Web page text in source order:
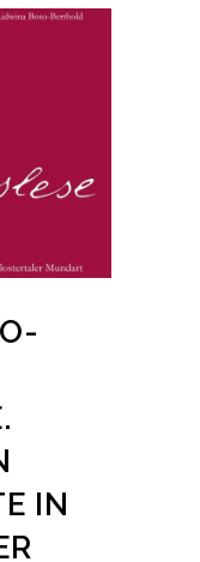
IN